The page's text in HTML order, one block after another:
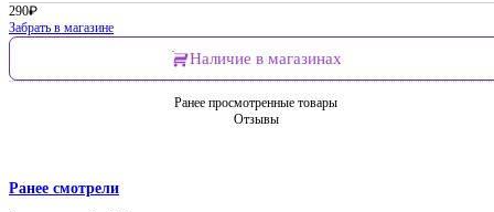
290₽
Забрать в магазине
Наличие в магазинах
Ранее просмотренные товары
Отзывы
Ранее смотрели